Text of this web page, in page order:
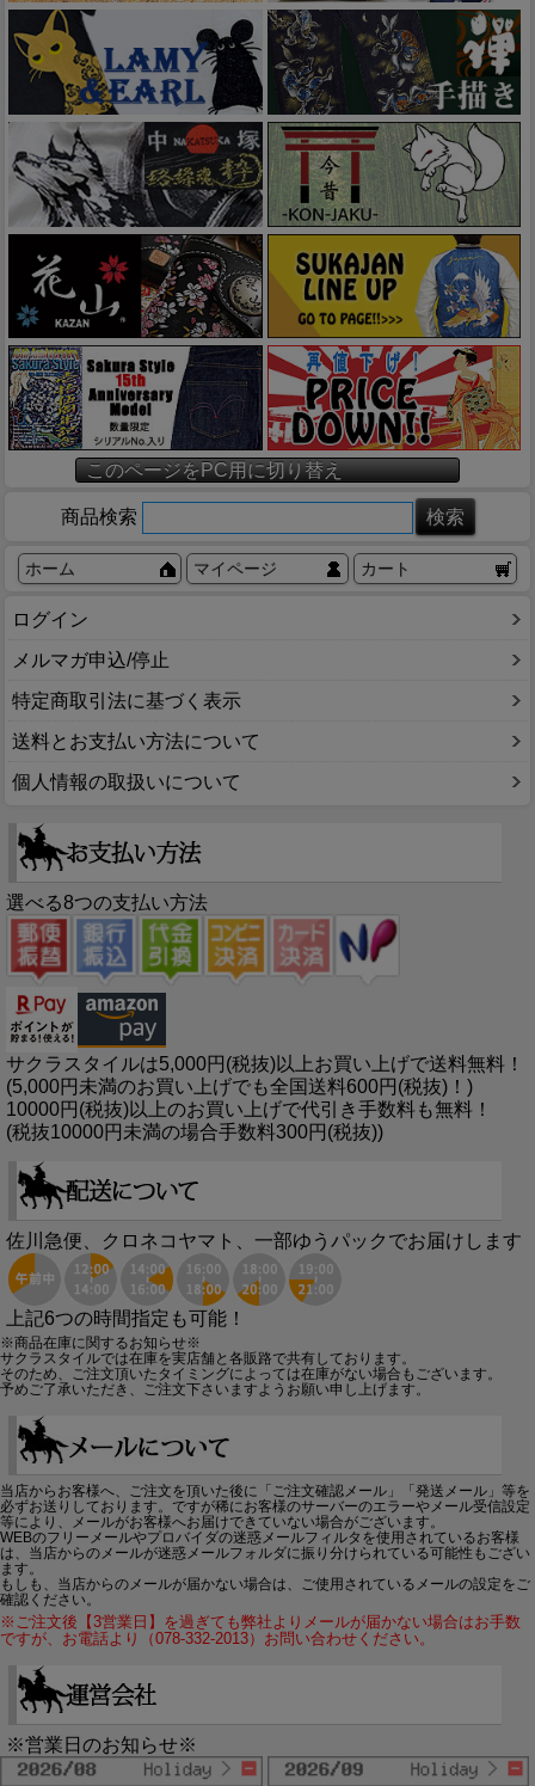
このページをPC用に切り替え
商品検索
ホーム マイページ カート
ログイン
メルマガ申込/停止
特定商取引法に基づく表示
送料とお支払い方法について
個人情報の取扱いについて
選べる8つの支払い方法
サクラスタイルは5,000円(税抜)以上お買い上げで送料無料！
(5,000円未満のお買い上げでも全国送料600円(税抜)！)
10000円(税抜)以上のお買い上げで代引き手数料も無料！
(税抜10000円未満の場合手数料300円(税抜))
佐川急便、クロネコヤマト、一部ゆうパックでお届けします
上記6つの時間指定も可能！
※商品在庫に関するお知らせ※
サクラスタイルでは在庫を実店舗と各販路で共有しております。
そのため、ご注文頂いたタイミングによっては在庫がない場合もございます。
予めご了承いただき、ご注文下さいますようお願い申し上げます。
当店からお客様へ、ご注文を頂いた後に「ご注文確認メール」「発送メール」等を
必ずお送りしております。ですが稀にお客様のサーバーのエラーやメール受信設定
等により、メールがお客様へお届けできていない場合がございます。
WEBのフリーメールやプロバイダの迷惑メールフィルタを使用されているお客様
は、当店からのメールが迷惑メールフォルダに振り分けられている可能性もござい
ます。
もしも、当店からのメールが届かない場合は、ご使用されているメールの設定をご
確認ください。
※ご注文後【3営業日】を過ぎても弊社よりメールが届かない場合はお手数
ですが、お電話より（078-332-2013）お問い合わせください。
※営業日のお知らせ※